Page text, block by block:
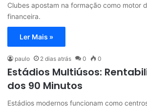
Clubes apostam na formação como motor
financeira.
Ler Mais »
paulo 2 dias atrás 0 0
Estádios Multiúsos:
dos 90 Minutos
Estádios modernos funcionam como